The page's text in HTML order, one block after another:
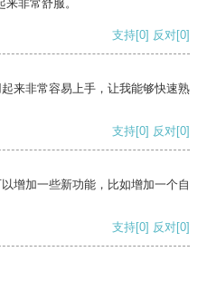
非常舒服。
支持[0] 反对[0]
来非常容易上手，让我能够快速熟
支持[0] 反对[0]
增加一些新功能，比如增加一个自
支持[0] 反对[0]